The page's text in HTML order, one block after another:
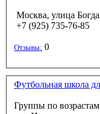
Москва, улица
+7 (925) 735-76-85
Отзывы: 0
Футбольная школа
Группы по